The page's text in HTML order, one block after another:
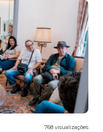
768 visualizações